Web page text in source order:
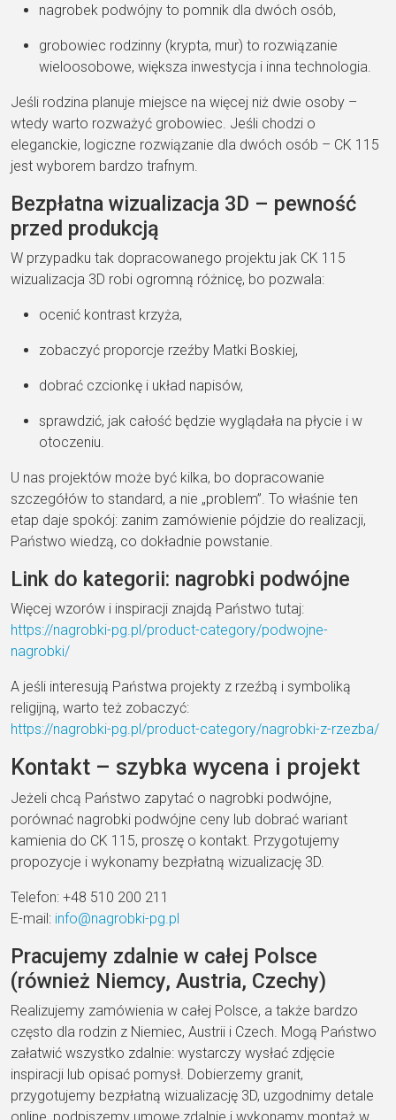
nagrobek podwójny to pomnik dla dwóch osób,
grobowiec rodzinny (krypta, mur) to rozwiązanie
wieloosobowe, większa inwestycja i inna technologia.
Jeśli rodzina planuje miejsce na więcej niż dwie osoby –
wtedy warto rozważyć grobowiec. Jeśli chodzi o
eleganckie, logiczne rozwiązanie dla dwóch osób – CK 115
jest wyborem bardzo trafnym.
Bezpłatna wizualizacja 3D – pewność
przed produkcją
W przypadku tak dopracowanego projektu jak CK 115
wizualizacja 3D robi ogromną różnicę, bo pozwala:
ocenić kontrast krzyża,
zobaczyć proporcje rzeźby Matki Boskiej,
dobrać czcionkę i układ napisów,
sprawdzić, jak całość będzie wyglądała na płycie i w
otoczeniu.
U nas projektów może być kilka, bo dopracowanie
szczegółów to standard, a nie „problem”. To właśnie ten
etap daje spokój: zanim zamówienie pójdzie do realizacji,
Państwo wiedzą, co dokładnie powstanie.
Link do kategorii: nagrobki podwójne
Więcej wzorów i inspiracji znajdą Państwo tutaj:
https://nagrobki-pg.pl/product-category/podwojne-
nagrobki/
A jeśli interesują Państwa projekty z rzeźbą i symboliką
religijną, warto też zobaczyć:
https://nagrobki-pg.pl/product-category/nagrobki-z-rzezba/
Kontakt – szybka wycena i projekt
Jeżeli chcą Państwo zapytać o nagrobki podwójne,
porównać nagrobki podwójne ceny lub dobrać wariant
kamienia do CK 115, proszę o kontakt. Przygotujemy
propozycje i wykonamy bezpłatną wizualizację 3D.
Telefon: +48 510 200 211
E-mail: info@nagrobki-pg.pl
Pracujemy zdalnie w całej Polsce
(również Niemcy, Austria, Czechy)
Realizujemy zamówienia w całej Polsce, a także bardzo
często dla rodzin z Niemiec, Austrii i Czech. Mogą Państwo
załatwić wszystko zdalnie: wystarczy wysłać zdjęcie
inspiracji lub opisać pomysł. Dobierzemy granit,
przygotujemy bezpłatną wizualizację 3D, uzgodnimy detale